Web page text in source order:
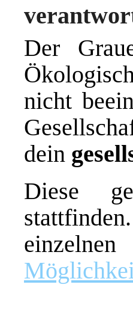
Der
nicht
dein
Diese